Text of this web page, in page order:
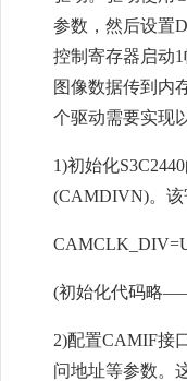
参数，然后设置
控制寄存器启动
图像数据传到内
个驱动需要实现
1)初始化
(CAMDIVN)。该
(初始化代码略
2)配置CAMIF接
问地址等参数。